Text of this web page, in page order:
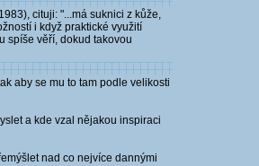
cituji: "...má suknici z kůže,
i když praktické využití
spíše věří, dokud takovou
aby se mu to tam podle velikosti
a kde vzal nějakou inspiraci
nad co nejvíce dannými